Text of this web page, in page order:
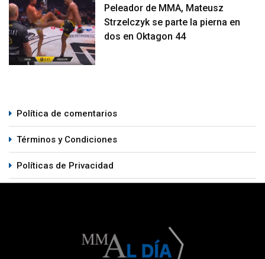
Peleador de MMA, Mateusz
Strzelczyk se parte la pierna en
dos en Oktagon 44
Política de comentarios
Términos y Condiciones
Políticas de Privacidad